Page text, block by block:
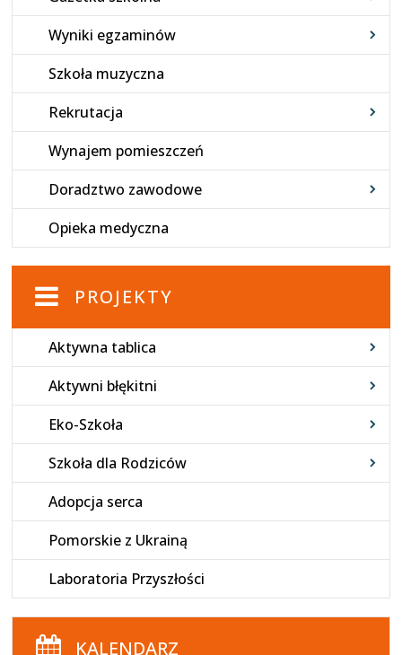
Wyniki egzaminów
Szkoła muzyczna
Rekrutacja
Wynajem pomieszczeń
Doradztwo zawodowe
Opieka medyczna
PROJEKTY
Aktywna tablica
Aktywni błękitni
Eko-Szkoła
Szkoła dla Rodziców
Adopcja serca
Pomorskie z Ukrainą
Laboratoria Przyszłości
KALENDARZ